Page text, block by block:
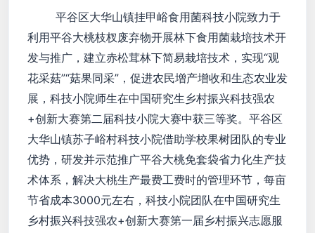
平谷区大华山镇挂甲峪食用菌科技小院致力于
利用平谷大桃枝杈废弃物开展林下食用菌栽培技术开
发与推广，建立赤松茸林下简易栽培技术，实现“观
花采菇”“菇果同采”，促进农民增产增收和生态农业发
展，科技小院师生在中国研究生乡村振兴科技强农
+创新大赛第二届科技小院大赛中获三等奖。平谷区
大华山镇苏子峪村科技小院借助学校果树团队的专业
优势，研发并示范推广平谷大桃免套袋省力化生产技
术体系，解决大桃生产最费工费时的管理环节，每亩
节省成本3000元左右，科技小院团队在中国研究生
乡村振兴科技强农+创新大赛第一届乡村振兴志愿服